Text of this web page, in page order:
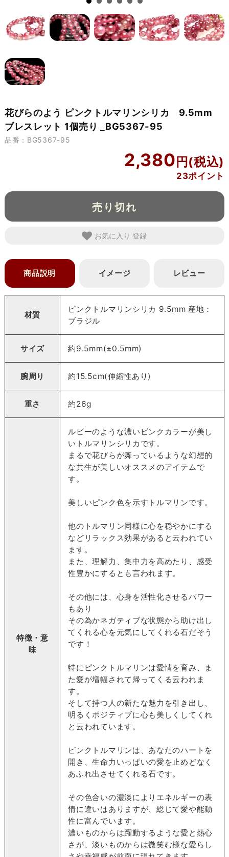
花びらのよう ピンクトルマリンシリカ 9.5mm
ブレスレット 1個売り _BG5367-95
品番：BG5367-95
2,380
23ポイント
売り切れ
お気に入り
商品説明 イメージ レビュー
材質
ピンクトルマリンシリカ 9.5mm 産地：
ブラジル
サイズ 約9.5mm(±0.5mm)
腕周り 約15.5cm(伸縮性あり)
重さ 約26g
特徴・意
味
ルビーのような濃いピンクカラーが美し
いトルマリンシリカです。
まるで花びらが舞っているような幻想的
な共生が美しいオススメのアイテムで
す。
美しいピンク色を示すトルマリンです。
他のトルマリン同様に心を穏やかにする
などリラックス効果があると云われてい
ます。
また、理解力、集中力を高めたり、感受
性豊かにするとも言われます。
その他には、心身を活性化させるパワー
もあり
その為かネガティブな状態から助け出し
てくれる心を元気にしてくれる石だそう
です！
特にピンクトルマリンは愛情を育み、ま
た愛が増幅されて帰ってくる云われま
す。
そして持つ人の新たな魅力を引き出し、
明るくポジティブに心も美しくしてくれ
と云われています。
ピンクトルマリンは、あなたのハートを
開き、生命力いっぱいの愛を止めどなく
あふれ出させてくれる石です。
その色合いの濃淡によりエネルギーの表
情に違いはありますが、総じて愛や能動
性に富んでいます。
濃いものからは躍動するような愛と熱心
さが、淡いものからは微笑む様な愛らし